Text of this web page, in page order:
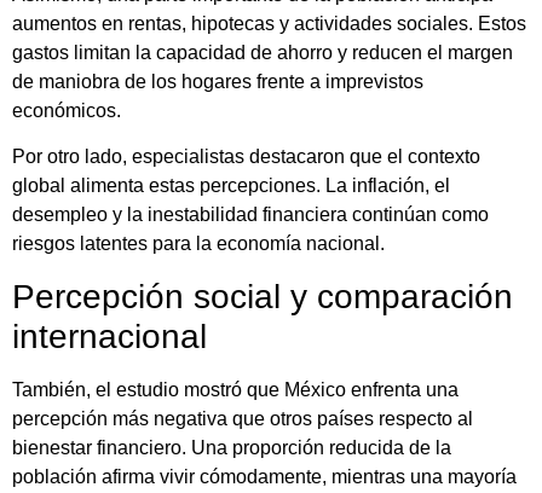
aumentos en rentas, hipotecas y actividades sociales. Estos
gastos limitan la capacidad de ahorro y reducen el margen
de maniobra de los hogares frente a imprevistos
económicos.
Por otro lado, especialistas destacaron que el contexto
global alimenta estas percepciones. La inflación, el
desempleo y la inestabilidad financiera continúan como
riesgos latentes para la economía nacional.
Percepción social y comparación
internacional
También, el estudio mostró que México enfrenta una
percepción más negativa que otros países respecto al
bienestar financiero. Una proporción reducida de la
población afirma vivir cómodamente, mientras una mayoría